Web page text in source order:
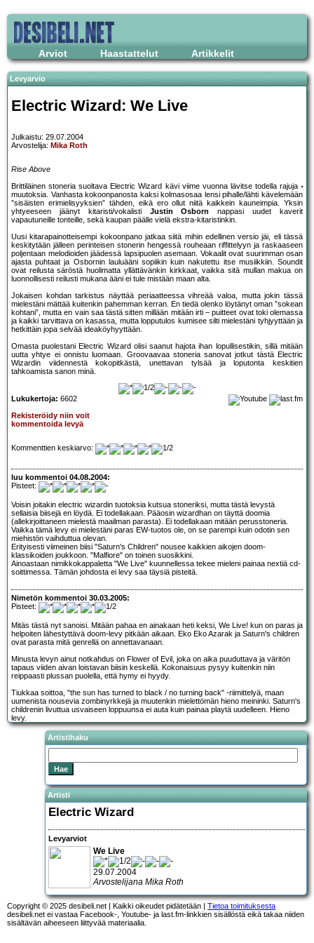
Arviot Haastattelut Artikkelit
Levyarvio
Electric Wizard: We Live
Julkaistu: 29.07.2004
Arvostelija: Mika Roth
Rise Above
Brittiläinen stoneria suoltava Electric Wizard kävi viime vuonna lävitse todella rajuja
muutoksia. Vanhasta kokoonpanosta kaksi kolmasosaa lensi pihalle/lähti kävelemään
”sisäisten erimielisyyksien” tähden, eikä ero ollut niitä kaikkein kauneimpia. Yksin
yhtyeeseen jäänyt kitaristi/vokalisti Justin Osborn
nappasi uudet kaverit
vapautuneille tonteille, sekä kaupan päälle vielä ekstra-kitaristinkin.
Uusi kitarapainotteisempi kokoonpano jatkaa siitä mihin edellinen versio jäi, eli tässä
keskitytään jälleen perinteisen stonerin hengessä rouheaan riffittelyyn ja raskaaseen
poljentaan melodioiden jäädessä lapsipuolen asemaan. Vokaalit ovat suurimman osan
ajasta puhtaat ja Osbornin lauluääni sopiikin kuin nakutettu itse musiikkiin. Soundit
ovat reilusta säröstä huolimatta yllättävänkin kirkkaat, vaikka sitä mullan makua on
luonnollisesti reilusti mukana ääni ei tule mistään maan alta.
Jokaisen kohdan tarkistus näyttää periaatteessa vihreää valoa, mutta jokin tässä
mielestäni mättää kuitenkin pahemman kerran. En tiedä olenko löytänyt oman ”sokean
kohtani”, mutta en vain saa tästä sitten millään mitään irti – puitteet ovat toki olemassa
ja kaikki tarvittava on kasassa, mutta lopputulos kumisee silti mielestäni tyhjyyttään ja
hetkittäin jopa selvää ideaköyhyyttään.
Omasta puolestani Electric Wizard olisi saanut hajota ihan lopullisestikin, sillä mitään
uutta yhtye ei onnistu luomaan. Groovaavaa stoneria sanovat jotkut tästä Electric
Wizardin viidennestä kokopitkästä, unettavan tylsää ja loputonta keskitien
tahkoamista sanon minä.
Lukukertoja: 6602
Rekisteröidy niin voit
kommentoida levyä
Kommenttien keskiarvo:
luu kommentoi 04.08.2004:
Pisteet:
Voisin joitakin electric wizardin tuotoksia kutsua stoneriksi, mutta tästä levystä
sellaisia biisejä en löydä. Ei todellakaan. Pääosin wizardhan on täyttä doomia
(allekirjoittaneen mielestä maailman parasta). Ei todellakaan mitään perusstoneria.
Vaikka tämä levy ei mielestäni paras EW-tuotos ole, on se parempi kuin odotin sen
miehistön vaihduttua olevan.
Erityisesti viimeinen biisi "Saturn's Children" nousee kaikkien aikojen doom-
klassikoiden joukkoon. "Malfiore" on toinen suosikkini.
Ainoastaan nimikkokappaletta "We Live" kuunnellessa tekee mieleni painaa nextiä cd-
soittimessa. Tämän johdosta ei levy saa täysiä pisteitä.
Nimetön kommentoi 30.03.2005:
Pisteet:
Mitäs tästä nyt sanoisi. Mitään pahaa en ainakaan heti keksi, We Live! kun on paras ja
helpoiten lähestyttävä doom-levy pitkään aikaan. Eko Eko Azarak ja Saturn's children
ovat parasta mitä genrellä on annettavanaan.
Minusta levyn ainut notkahdus on Flower of Evil, joka on aika puuduttava ja väritön
tapaus viiden aivan loistavan biisin keskellä. Kokonaisuus pysyy kuitenkin niin
reippaasti plussan puolella, että hymy ei hyydy.
Tiukkaa soittoa, "the sun has turned to black / no turning back" -riimittelyä, maan
uumenista nousevia zombinyrkkejä ja muutenkin mielettömän hieno meininki. Saturn's
childrenin livuttua usvaiseen loppuunsa ei auta kuin painaa playtä uudelleen. Hieno
levy.
Artistihaku
Artisti
Electric Wizard
Levyarviot
We Live
29.07.2004
Arvostelijana Mika Roth
Copyright © 2025 desibeli.net | Kaikki oikeudet pidätetään | Tietoa toimituksesta
desibeli.net ei vastaa Facebook-, Youtube- ja last.fm-linkkien sisällöstä eikä takaa niiden
sisältävän aiheeseen liittyvää materiaalia.